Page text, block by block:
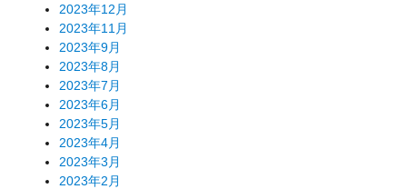
2023年12月
2023年11月
2023年9月
2023年8月
2023年7月
2023年6月
2023年5月
2023年4月
2023年3月
2023年2月